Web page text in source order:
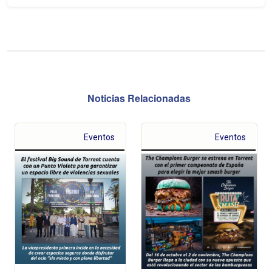
Noticias Relacionadas
Eventos Eventos